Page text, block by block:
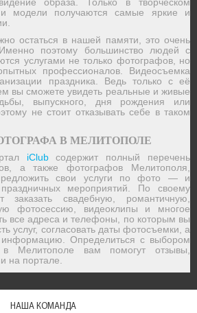
модели получаются самые яркие и
остаться в нашей памяти, это очень
поэтому большинство людей с
услугами не только фотографов, но
профессионалов. Видеосъемка
праздника. Ведь только с её
вы сможете увидеть реальные и живые
выпускного, дня рождения или
не стоит отказывать себе в таком
В МЕЛИТОПОЛЕ
iClubсодержит полный перечень
а также фотографов Мелитополя,
свои услуги по фото — и
мероприятий. По своему
свадебную, романтичную,
фотосессию, видеоклипы и многое
все адреса и телефоны, по которым вы
услуг, согласовать даты фотосъемки, а
Определиться с выбором
Мелитополе вам помогут отзывы,
на портале.
НАША КОМАНДА